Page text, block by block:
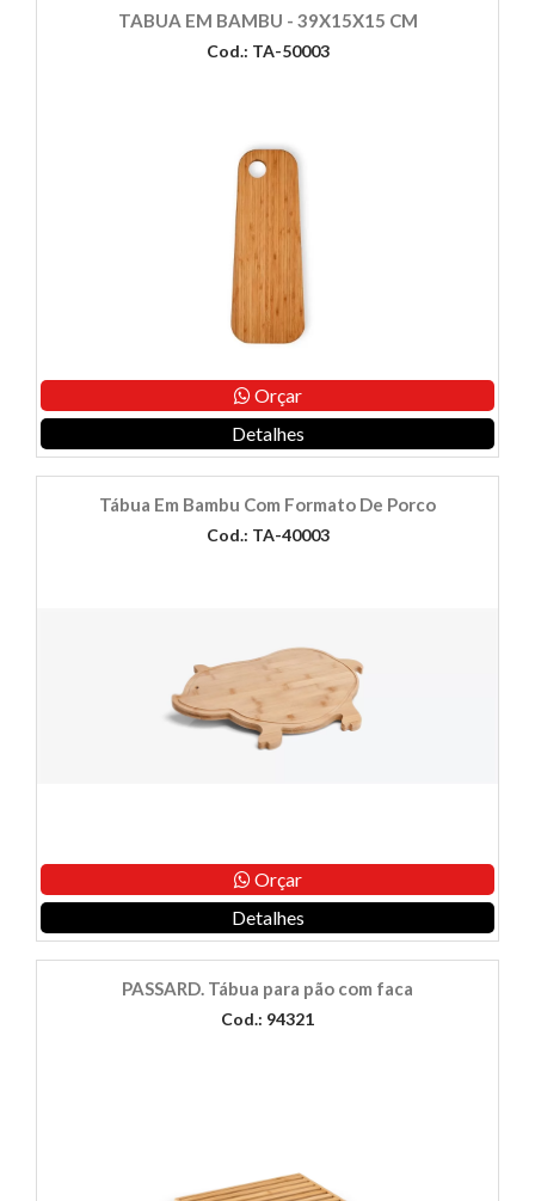
TABUA EM BAMBU - 39X15X15 CM
Cod.: TA-50003
Orçar
Detalhes
Tábua Em Bambu Com Formato De Porco
Cod.: TA-40003
Orçar
Detalhes
PASSARD. Tábua para pão com faca
Cod.: 94321